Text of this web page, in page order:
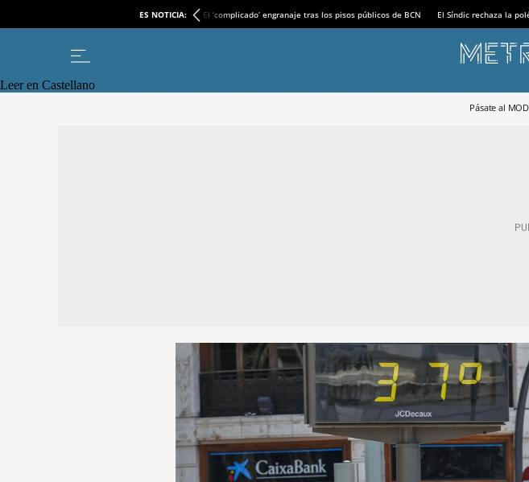
ES NOTICIA: El ‘complicado’ engranaje tras los pisos públicos de BCN El Síndic rechaza la
Leer en Castellano
Pásate al